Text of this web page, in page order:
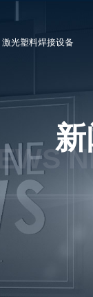
激光塑料焊接设备
SSW 类型
扫描仪类型
工艺头类型
激光部件